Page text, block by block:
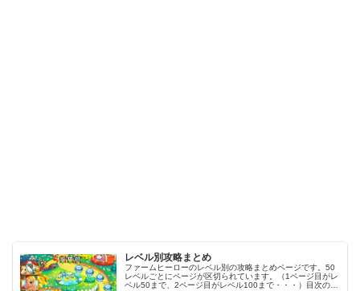
レベル別攻略まとめ
ファームヒーローのレベル別の攻略まとめページです。50
レベルごとにページが区切られています。（1ページ目がレ
ベル50まで、2ページ目がレベル100まで・・・）目次のリ